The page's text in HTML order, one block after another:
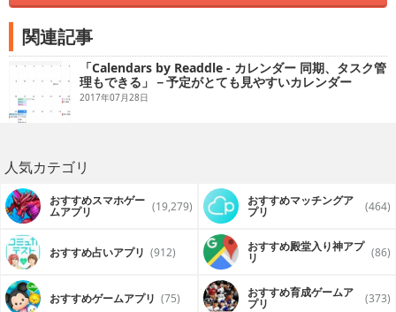
関連記事
「Calendars by Readdle - カレンダー 同期、タスク管
理もできる」－予定がとても見やすいカレンダー
2017年07月28日
人気カテゴリ
おすすめスマホゲー
ムアプリ (19,279) おすすめマッチングア
プリ (464)
おすすめ占いアプリ (912) おすすめ殿堂入り神アプ
リ (86)
おすすめゲームアプリ (75) おすすめ育成ゲームア
プリ (373)